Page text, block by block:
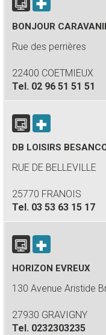
BONJOUR
Rue des perrières
22400 COETMIEUX
Tel. 02 96 51 51 51
DB LOISIRS
RUE DE BELLEVILLE
25770 FRANOIS
Tel. 03 53 63 15 17
HORIZON EVREUX
130 Avenue Aristide
27930 GRAVIGNY
Tel. 0232303235